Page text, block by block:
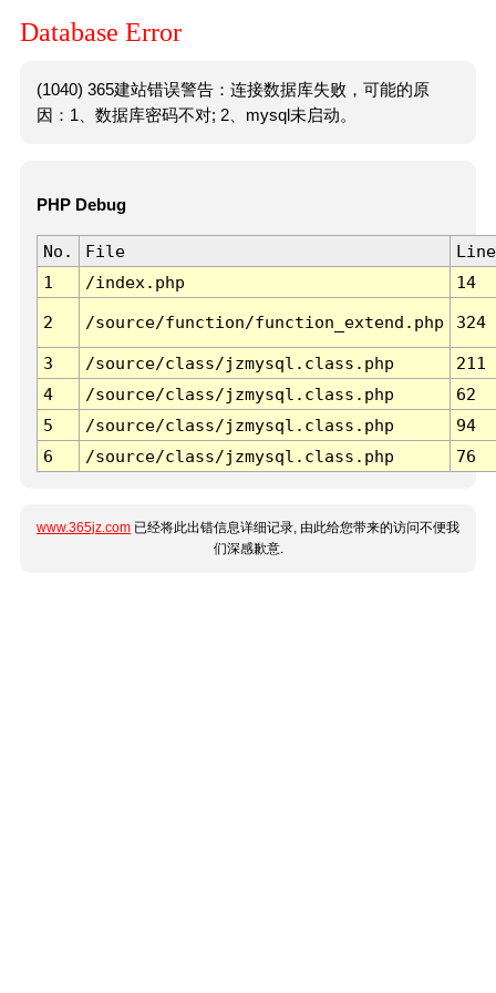
Database Error
(1040) 365建站错误警告：连接数据库失败，可能的原
因：1、数据库密码不对; 2、mysql未启动。
PHP Debug
No. File
Line
1
/index.php 14
2 /source/function/function_extend.php 324
3 /source/class/jzmysql.class.php
211
4
/source/class/jzmysql.class.php
62
5
/source/class/jzmysql.class.php
94
6
/source/class/jzmysql.class.php 76
www.365jz.com 已经将此出错信息详细记录, 由此给您带来的访问不便我
们深感歉意.